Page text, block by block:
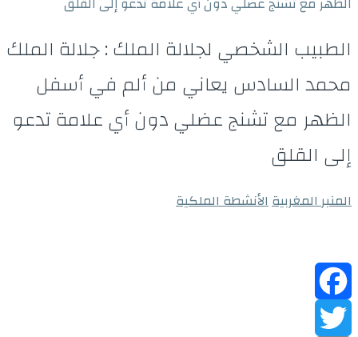
الطبيب الشخصي لجلالة الملك : جلالة الملك
محمد السادس يعاني من ألم في أسفل
الظهر مع تشنج عضلي دون أي علامة تدعو
إلى القلق
المنبر المغربيةالأنشطة الملكية
Facebook